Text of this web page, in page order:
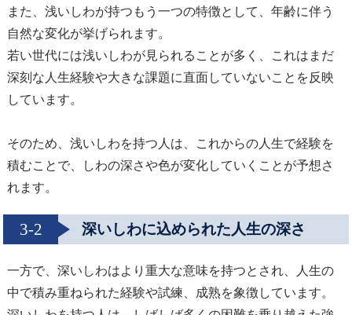
また、浅いしわが持つもう一つの特徴として、年齢に伴う
自然な変化が挙げられます。
若い世代には浅いしわが見られることが多く、これはまだ
深刻な人生経験や大きな課題に直面していないことを反映
しています。
そのため、浅いしわを持つ人は、これからの人生で経験を
積むことで、しわの深さや色が変化していくことが予想さ
れます。
3-2 深いしわに込められた人生の深さ
一方で、深いしわはより重大な意味を持つとされ、人生の
中で積み重ねられた経験や試練、成熟を象徴しています。